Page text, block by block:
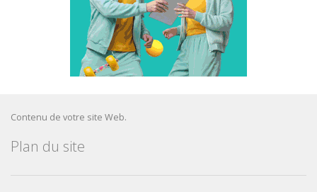
Contenu de votre site Web.
Plan du site